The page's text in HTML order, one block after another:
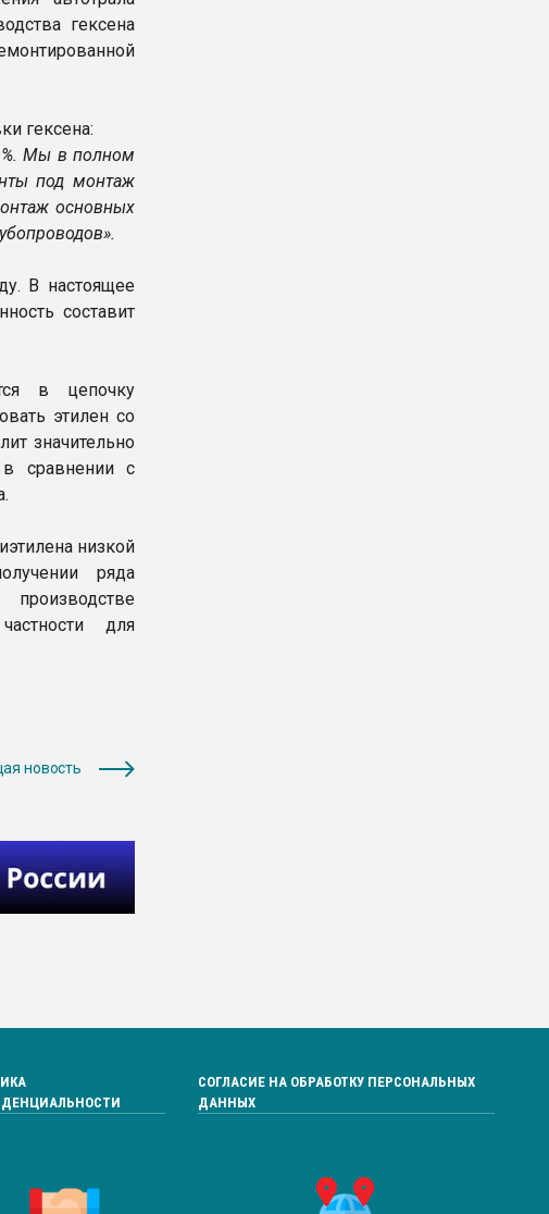
гексена
гексена:
Мы в полном
под монтаж
основных
В настоящее
составит
в цепочку
этилен со
значительно
в сравнении с
низкой
ряда
для
новость
СОГЛАСИЕ НА ОБРАБОТКУ ПЕРСОНАЛЬНЫХ
ДАННЫХ